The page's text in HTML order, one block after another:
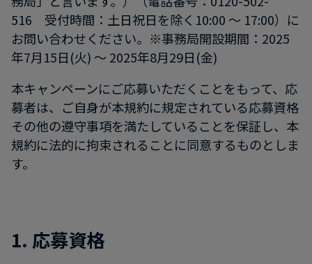
516 受付時間：土日祝日を除く10:00 ～ 17:00）に
お問い合わせください。※事務局開設期間：2025
年7月15日(火) ～ 2025年8月29日(金)
本キャンペーンにご応募いただくことをもって、応
募者は、ご自身が本規約に規定されている応募資格
その他の遵守事項を満たしていることを保証し、本
規約に法的に拘束されることに同意するものとしま
す。
1. 応募資格